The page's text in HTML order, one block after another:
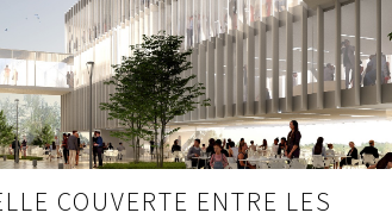
COUVERTE ENTRE LES